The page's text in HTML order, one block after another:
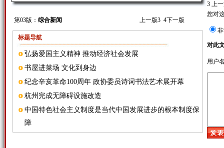
第03版： 综合新闻 上一版3 4下一版
标题导航
弘扬爱国主义精神 推动经济社会发展
书屋进菜场 文化到身边
纪念辛亥革命100周年 政协委员诗词书法艺术展开幕
杭州完成无障碍设施改造
中国特色社会主义制度是当代中国发展进步的根本制度保
障
3 上
您对
对此
用户